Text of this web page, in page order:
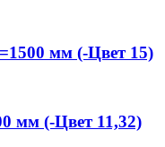
мм (-Цвет 15)
мм (-Цвет 11,32)